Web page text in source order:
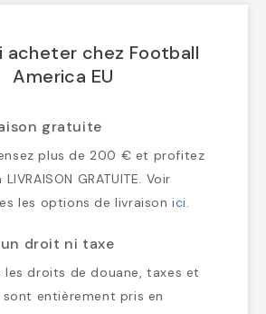
acheter chez Football
America EU
gratuite
plus de 200 € et profitez
GRATUITE. Voir
les options de livraisonici.
droit ni taxe
les droits de douane, taxes et
entièrement pris en